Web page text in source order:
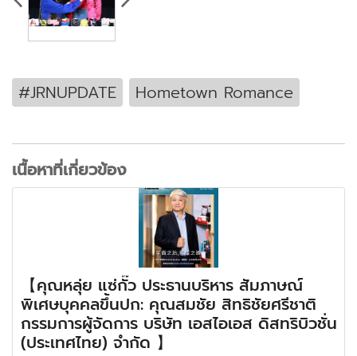
#JRNUPDATE Hometown Romance
เนื้อหาที่เกี่ยวข้อง
【คุณหลุ่ย แซ่กั๊ว ประธานบริหาร สัมภาษณ์
พิเศษบุคคลขึ้นปก: คุณสมชัย สิทธิชัยศรีชาติ
กรรมการผู้จัดการ บริษัท เอสไอเอส ดิสทริบิวชั่น
(ประเทศไทย) จำกัด 】